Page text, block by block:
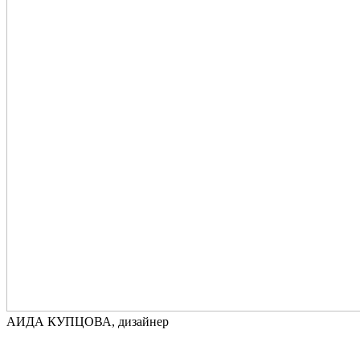
АИДА КУПЦОВА, дизайнер